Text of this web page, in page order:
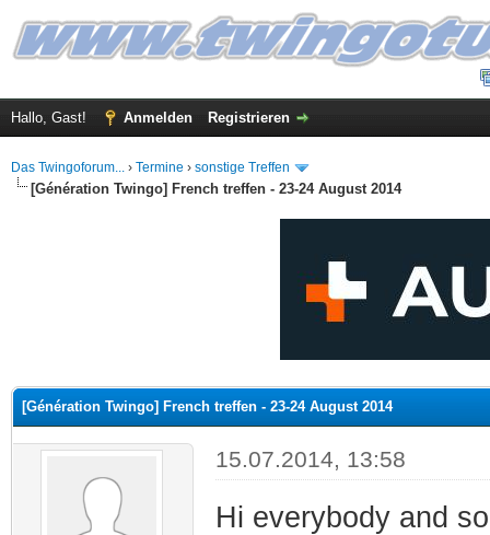
Hallo, Gast! Anmelden Registrieren
Das Twingoforum... › Termine › sonstige Treffen
[Génération Twingo] French treffen - 23-24 August 2014
[Génération Twingo] French treffen - 23-24 August 2014
15.07.2014, 13:58
Hi everybody and